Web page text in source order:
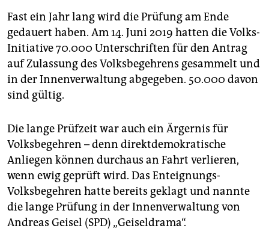
Fast ein Jahr lang wird die Prüfung am Ende
gedauert haben. Am 14. Juni 2019 hatten die Volks-
Initiative 70.000 Unterschriften für den Antrag
auf Zulassung des Volksbegehrens gesammelt und
in der Innenverwaltung abgegeben. 50.000 davon
sind gültig.
Die lange Prüfzeit war auch ein Ärgernis für
Volksbegehren – denn direktdemokratische
Anliegen können durchaus an Fahrt verlieren,
wenn ewig geprüft wird. Das Enteignungs-
Volksbegehren hatte bereits geklagt und nannte
die lange Prüfung in der Innenverwaltung von
Andreas Geisel (SPD) „Geiseldrama“.